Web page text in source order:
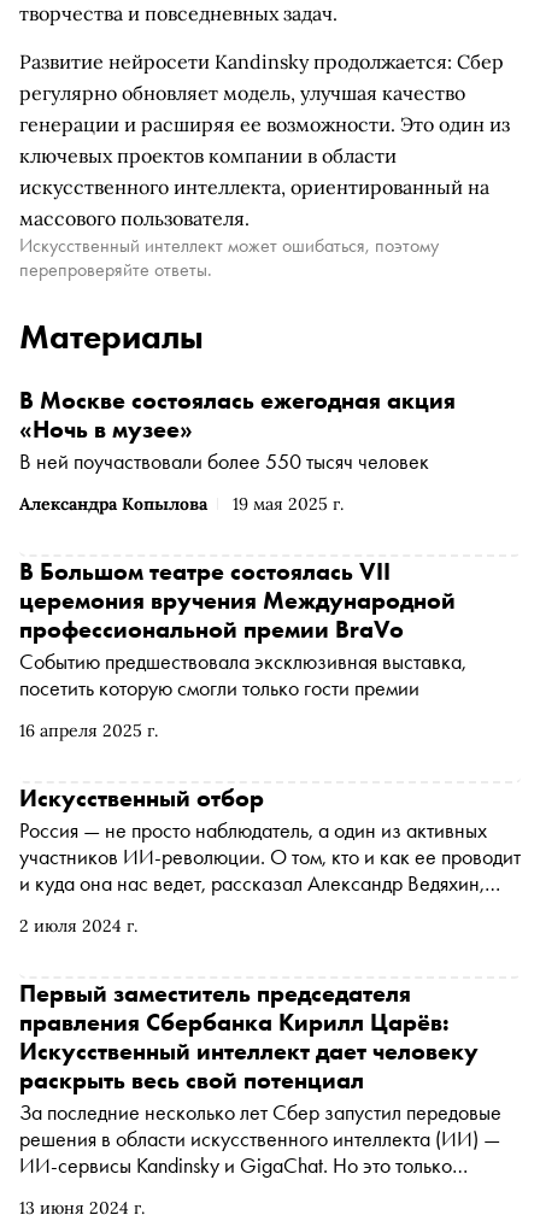
творчества и повседневных задач.
Развитие нейросети Kandinsky продолжается: Сбер
регулярно обновляет модель, улучшая качество
генерации и расширяя ее возможности. Это один из
ключевых проектов компании в области
искусственного интеллекта, ориентированный на
массового пользователя.
Искусственный интеллект может ошибаться, поэтому
перепроверяйте ответы.
Материалы
Александра Копылова 19 мая 2025 г.
В Москве состоялась ежегодная акция
«Ночь в музее»
В ней поучаствовали более 550 тысяч человек
16 апреля 2025 г.
В Большом театре состоялась VII
церемония вручения Международной
профессиональной премии BraVo
Событию предшествовала эксклюзивная выставка,
посетить которую смогли только гости премии
2 июля 2024 г.
Искусственный отбор
Россия — не просто наблюдатель, а один из активных
участников ИИ-революции. О том, кто и как ее проводит
и куда она нас ведет, рассказал Александр Ведяхин,
Сбербанка
13 июня 2024 г.
Первый заместитель председателя
правления Сбербанка Кирилл Царёв:
Искусственный интеллект дает человеку
раскрыть весь свой потенциал
За последние несколько лет Сбер запустил передовые
решения в области искусственного интеллекта (ИИ) —
ИИ-сервисы Kandinsky и GigaChat. Но это только